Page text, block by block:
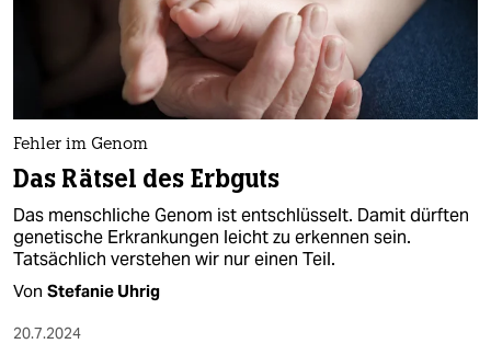
Fehler im Genom
Das Rätsel des Erbguts
Das menschliche Genom ist entschlüsselt. Damit dürften
genetische Erkrankungen leicht zu erkennen sein.
Tatsächlich verstehen wir nur einen Teil.
Von Stefanie Uhrig
20.7.2024